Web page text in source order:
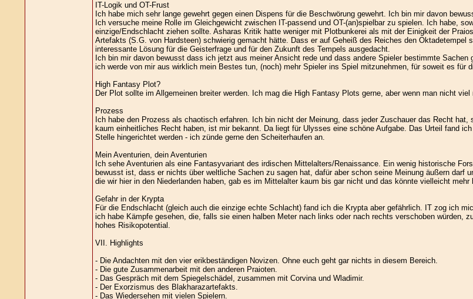
IT-Logik und OT-Frust
Ich habe mich sehr lange gewehrt gegen einen Dispens für die Beschwörung gewehrt. Ich bin mir davon
Ich versuche meine Rolle im Gleichgewicht zwischen IT-passend und OT-(an)spielbar zu spielen. Ich habe,
einzige/Endschlacht ziehen sollte. Asharas Kritik hatte weniger mit Plotbunkerei als mit der Einigkeit der
Artefakts (S.G. von Hardsteen) schwierig gemacht hätte. Dass er auf Geheiß des Reiches den
interessante Lösung für die Geisterfrage und für den Zukunft des Tempels ausgedacht.
Ich bin mir davon bewusst dass ich jetzt aus meiner Ansicht rede und dass andere Spieler bestimmte
ich werde von mir aus wirklich mein Bestes tun, (noch) mehr Spieler ins Spiel mitzunehmen, für soweit es für
High Fantasy Plot?
Der Plot sollte im Allgemeinen breiter werden. Ich mag die High Fantasy Plots gerne, aber wenn man nicht
Prozess
Ich habe den Prozess als chaotisch erfahren. Ich bin nicht der Meinung, dass jeder Zuschauer das Recht
kaum einheitliches Recht haben, ist mir bekannt. Da liegt für Ulysses eine schöne Aufgabe. Das Urteil fand
Stelle hingerichtet werden - ich zünde gerne den Scheiterhaufen an.
Mein Aventurien, dein Aventurien
Ich sehe Aventurien als eine Fantasyvariant des irdischen Mittelalters/Renaissance. Ein wenig historische
bewusst ist, dass er nichts über weltliche Sachen zu sagen hat, dafür aber schon seine Meinung äußern darf
die wir hier in den Niederlanden haben, gab es im Mittelalter kaum bis gar nicht und das könnte vielleicht mehr
Gefahr in der Krypta
Für die Endschlacht (gleich auch die einzige echte Schlacht) fand ich die Krypta aber gefährlich. IT zog ich
ich habe Kämpfe gesehen, die, falls sie einen halben Meter nach links oder nach rechts verschoben würden,
hohes Risikopotential.
VII. Highlights
- Die Andachten mit den vier erikbeständigen Novizen. Ohne euch geht gar nichts in diesem Bereich.
- Die gute Zusammenarbeit mit den anderen Praioten.
- Das Gespräch mit dem Spiegelschädel, zusammen mit Corvina und Wladimir.
- Der Exorzismus des Blakharazartefakts.
- Das Wiedersehen mit vielen Spielern.